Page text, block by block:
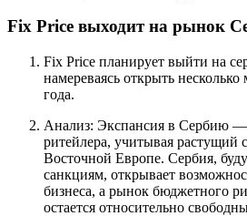
Fix Price выходит на рынок
Fix Price планирует выйти на
намереваясь открыть
года.
Анализ: Экспансия в Сербию
ритейлера, учитывая растущий
Восточной Европе. Сербия,
санкциям, открывает
бизнеса, а рынок бюджетного
остается относительно